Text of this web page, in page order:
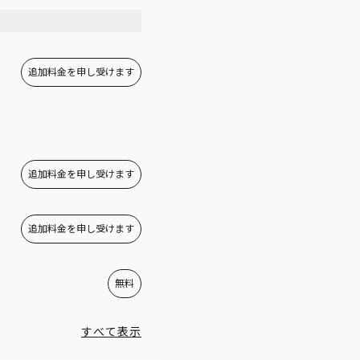
追加料金を申し受けます
追加料金を申し受けます
追加料金を申し受けます
無料
すべて表示